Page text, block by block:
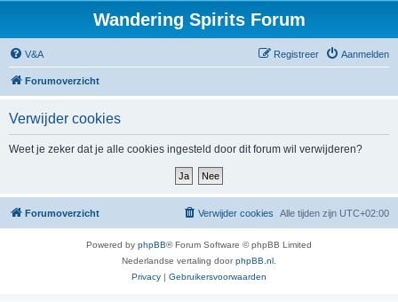
Wandering Spirits Forum
V&A Aanmelden
Registreer
Forumoverzicht
Verwijder cookies
Weet je zeker dat je alle cookies ingesteld door dit forum wil verwijderen?
Forumoverzicht Alle tijden zijn UTC+02:00
Verwijder cookies
Powered by phpBB® Forum Software © phpBB Limited
Nederlandse vertaling doorphpBB.nl
Privacy | Gebruikersvoorwaarden